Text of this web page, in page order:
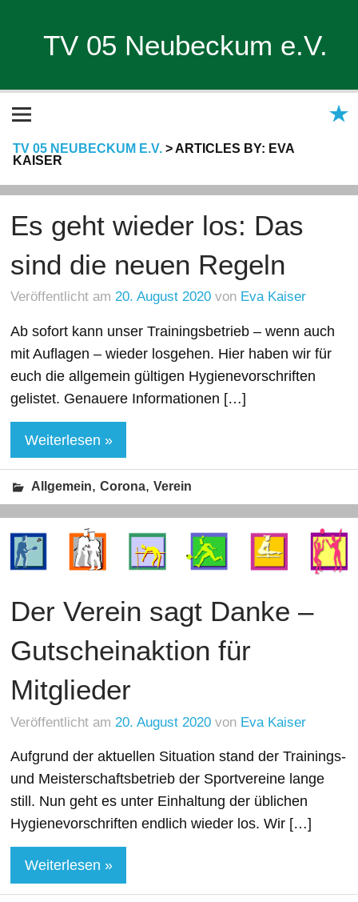
TV 05 Neubeckum e.V.
TV 05 NEUBECKUM E.V.>ARTICLES BY: EVA
KAISER
Es geht wieder los: Das
sind die neuen Regeln
Veröffentlicht am20. August 2020 von Eva Kaiser
Ab sofort kann unser Trainingsbetrieb – wenn auch
mit Auflagen – wieder losgehen. Hier haben wir für
euch die allgemein gültigen Hygienevorschriften
gelistet. Genauere Informationen […]
Weiterlesen »
Allgemein,Corona,Verein
Der Verein sagt Danke –
Gutscheinaktion für
Mitglieder
Veröffentlicht am 20. August 2020 von Eva Kaiser
Aufgrund der aktuellen Situation stand der Trainings-
und Meisterschaftsbetrieb der Sportvereine lange
still. Nun geht es unter Einhaltung der üblichen
Hygienevorschriften endlich wieder los. Wir […]
Weiterlesen »